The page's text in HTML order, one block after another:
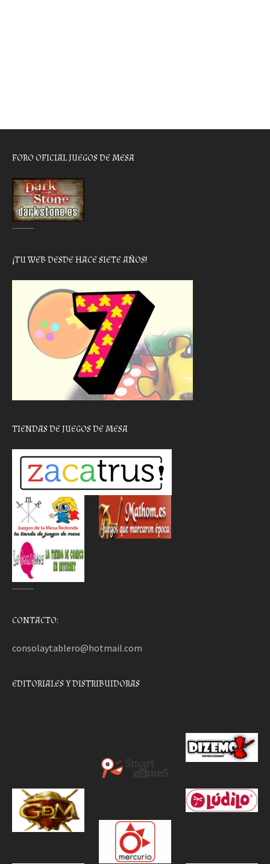
FORO OFICIAL JUEGOS DE MESA
………..
¡TU WEB DESDE HACE SIETE AÑOS!
TIENDAS DE JUEGOS DE MESA
………..
CONTACTO:
consolaytablero@hotmail.com
EDITORIALES Y DISTRIBUIDORAS